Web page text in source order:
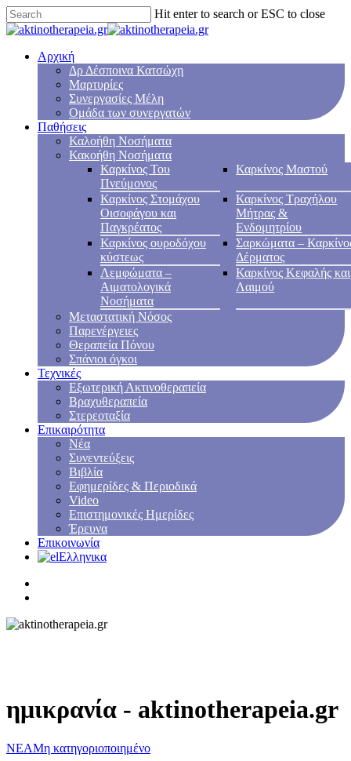
Hit enter to search or ESC to close
Αρχική
Δρ Δέσποινα Κατσώχη
Μαρτυρίες
Συνεργασίες Μέλη
Ομάδα των συνεργατών
Παθήσεις
Καλοήθη Νοσήματα
Κακοήθη Νοσήματα
Καρκίνος Του
Πνεύμονος
Καρκίνος Μαστού
Καρκίνος Στομάχου
Οισοφάγου και
Παγκρέατος
Καρκίνος Τραχήλου
Μήτρας &
Ενδομητρίου
Καρκίνος ουροδόχου
κύστεως
Σαρκώματα –
Δέρματος
Λεμφώματα –
Αιματολογικά
Νοσήματα
Καρκίνος Κεφαλής και
Λαιμού
Μεταστατική Νόσος
Παρενέργειες
Θεραπεία Πόνου
Σπάνιοι όγκοι
Τεχνικές
Εξωτερική Ακτινοθεραπεία
Βραχυθεραπεία
Στερεοταξία
Επικαιρότητα
Νέα
Συνεντεύξεις
Βιβλία
Εφημερίδες & Περιοδικά
Video
Επιστημονικές Ημερίδες
Έρευνα
Επικοινωνία
Ελληνικα
ημικρανία - aktinotherapeia.gr
NEAΜη κατηγοριοποιημένο